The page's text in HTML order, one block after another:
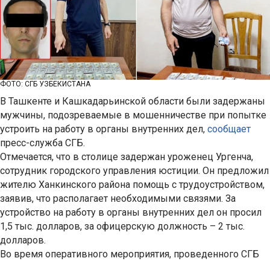
ФОТО: СГБ УЗБЕКИСТАНА
В Ташкенте и Кашкадарьинской области были задержаны
мужчины, подозреваемые в мошенничестве при попытке
устроить на работу в органы внутренних дел, сообщает
пресс-служба СГБ.
Отмечается, что в столице задержан уроженец Ургенча,
сотрудник городского управления юстиции. Он предложил
жителю Ханкинского района помощь с трудоустройством,
заявив, что располагает необходимыми связями. За
устройство на работу в органы внутренних дел он просил
1,5 тыс. долларов, за офицерскую должность – 2 тыс.
долларов.
Во время оперативного мероприятия, проведенного СГБ